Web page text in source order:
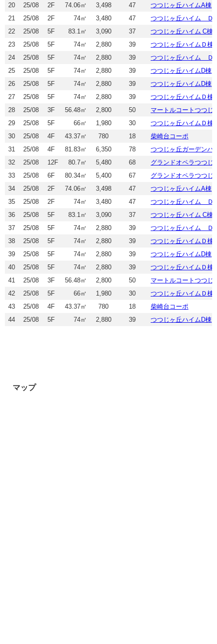
20 25/08 2F 74.06㎡ 3,498 47 つつじヶ丘ハイムA棟
21 25/08 2F 74㎡ 3,480 47 つつじヶ丘ハイム Ｄ
22 25/08 5F 83.1㎡ 3,090 37 つつじヶ丘ハイム C棟
23 25/08 5F 74㎡ 2,880 39 つつじヶ丘ハイムＤ棟
24 25/08 5F 74㎡ 2,880 39 つつじヶ丘ハイム Ｄ
25 25/08 5F 74㎡ 2,880 39 つつじヶ丘ハイムD棟
26 25/08 5F 74㎡ 2,880 39 つつじヶ丘ハイムD棟
27 25/08 5F 74㎡ 2,880 39 つつじヶ丘ハイムＤ棟
28 25/08 3F 56.48㎡ 2,800 50 マートルコートつつじ
29 25/08 5F 66㎡ 1,980 30 つつじヶ丘ハイムＤ棟
30 25/08 4F 43.37㎡ 780 18 柴崎台コーポ
31 25/08 4F 81.83㎡ 6,350 78 つつじヶ丘ガーデンハ
32 25/08 12F 80.7㎡ 5,480 68 グランドオペラつつじ
33 25/08 6F 80.34㎡ 5,400 67 グランドオペラつつじ
34 25/08 2F 74.06㎡ 3,498 47 つつじヶ丘ハイムA棟
35 25/08 2F 74㎡ 3,480 47 つつじヶ丘ハイム Ｄ
36 25/08 5F 83.1㎡ 3,090 37 つつじヶ丘ハイム C棟
37 25/08 5F 74㎡ 2,880 39 つつじヶ丘ハイム Ｄ
38 25/08 5F 74㎡ 2,880 39 つつじヶ丘ハイムＤ棟
39 25/08 5F 74㎡ 2,880 39 つつじヶ丘ハイムD棟
40 25/08 5F 74㎡ 2,880 39 つつじヶ丘ハイムＤ棟
41 25/08 3F 56.48㎡ 2,800 50 マートルコートつつじ
42 25/08 5F 66㎡ 1,980 30 つつじヶ丘ハイムＤ棟
43 25/08 4F 43.37㎡ 780 18 柴崎台コーポ
44 25/08 5F 74㎡ 2,880 39 つつじヶ丘ハイムD棟
マップ